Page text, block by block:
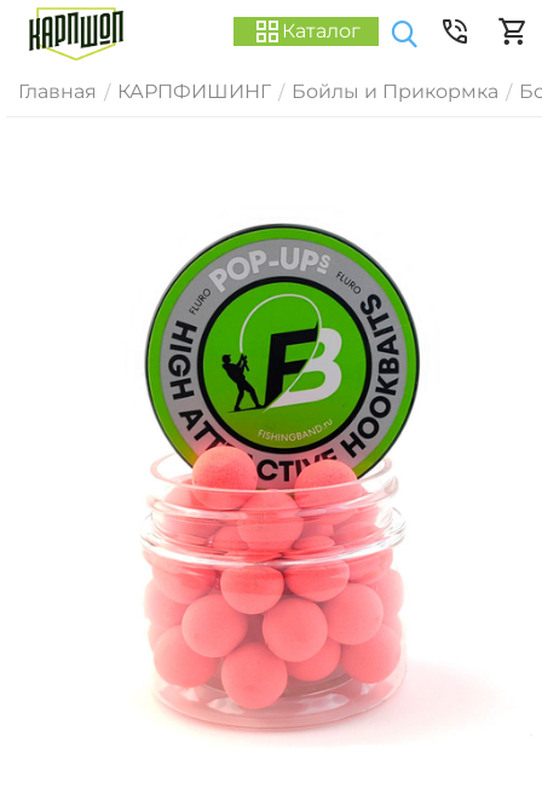
Каталог
Главная / КАРПФИШИНГ / Бойлы и Прикормка /